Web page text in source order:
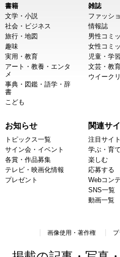
書籍
文学・小説
社会・ビジネス
旅行・地図
趣味
実用・教育
アート・教養・エンタ
メ
事典・図鑑・語学・辞
書
こども
雑誌
ファッシ
情報誌
男性コミ
女性コミ
児童・学
文芸・教
ウイーク
お知らせ
トピックス一覧
サイン会・イベント
各賞・作品募集
テレビ・映画化情報
プレゼント
関連サ
注目サイト
学ぶ・育
楽しむ
応募する
Webコン
SNS一覧
動画一覧
画像使用・著作権